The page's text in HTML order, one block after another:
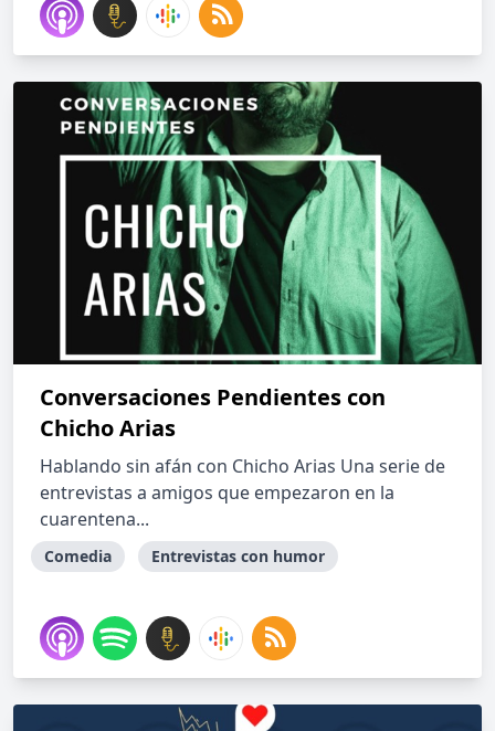
Conversaciones Pendientes con
Chicho Arias
Hablando sin afán con Chicho Arias Una serie de
entrevistas a amigos que empezaron en la
cuarentena...
Comedia Entrevistas con humor